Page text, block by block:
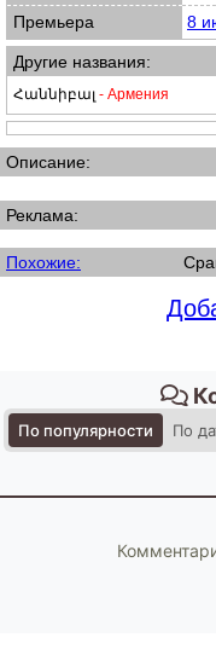
Премьера
8
Другие названия:
Հաննիբալ - Армения
Описание:
Реклама:
Похожие:
По популярности По